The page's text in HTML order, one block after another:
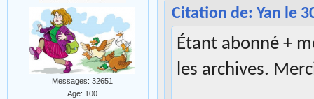
Messages: 32651
Age: 100
Citation de: Yan le
Étant abonné +
les archives.